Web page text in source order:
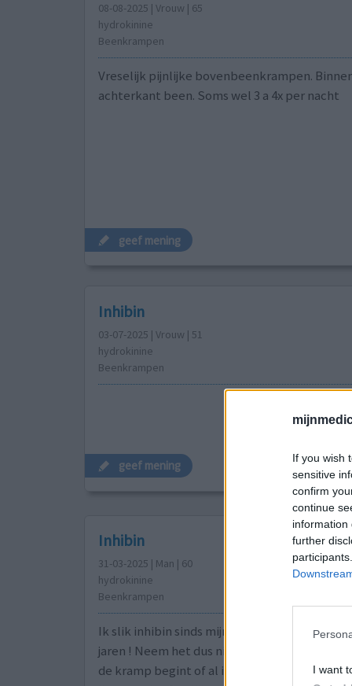
If you wish
sensitive
confirm
continue
information
further
I want
08-08-2025 | Vrouw | 65
hydrokinine
Beenkrampen
Vreselijk pijnlijke bovenbeenkrampen.
achterkant been. Soms wel 3 a 4x per nacht
geef mening
Inhibin
03-07-2025 | Vrouw | 51
hydrokinine
Beenkrampen
geef mening
Inhibin
31-03-2025 | Man | 60
hydrokinine
Beenkrampen
Ik slik inhibin sinds mijn puberteit, dus pak
jaren ! Neem het dus niet elke dag, maar
de kramp begint of al in allerhevigheid is